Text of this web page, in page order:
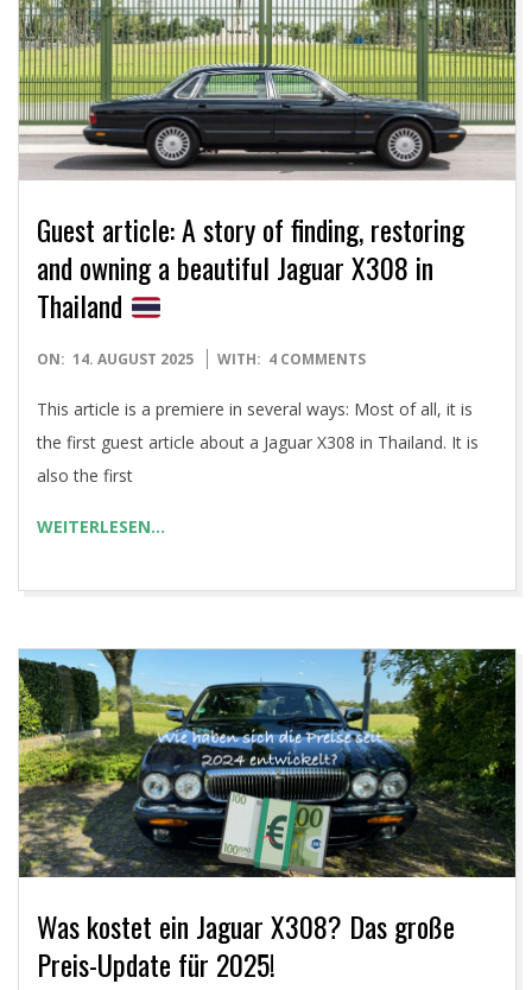
Guest article: A story of finding, restoring
and owning a beautiful Jaguar X308 in
Thailand
2025-
ON: 14. AUGUST 2025 WITH: 4 COMMENTS
This article is a premiere in several ways: Most of all, it is
the first guest article about a Jaguar X308 in Thailand. It is
also the first
WEITERLESEN…
Was kostet ein Jaguar X308? Das große
Preis-Update für 2025!